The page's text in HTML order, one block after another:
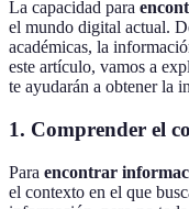
La capacidad para
el mundo digital actual.
académicas, la
este artículo, vamos a
te ayudarán a obtener la
1. Comprender el
Para encontrar
el contexto en el que